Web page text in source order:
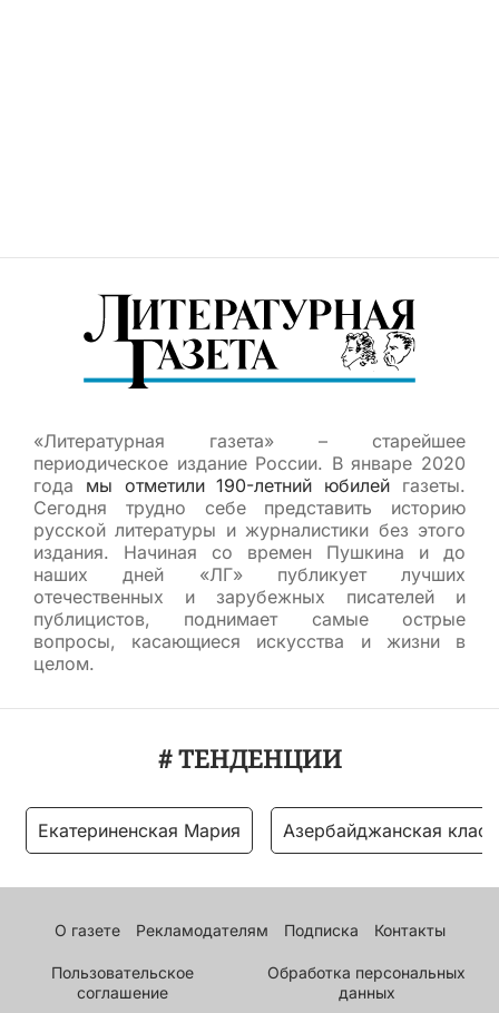
«Литературная газета» – старейшее
периодическое издание России. В январе 2020
года мы отметили 190-летний юбилей газеты.
Сегодня трудно себе представить историю
русской литературы и журналистики без этого
издания. Начиная со времен Пушкина и до
наших дней «ЛГ» публикует лучших
отечественных и зарубежных писателей и
публицистов, поднимает самые острые
вопросы, касающиеся искусства и жизни в
целом.
# ТЕНДЕНЦИИ
Екатериненская Мария Азербайджанская
О газете Рекламодателям Подписка Контакты
Пользовательское
соглашение
Обработка персональных
данных